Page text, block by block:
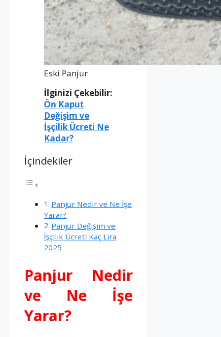
Eski Panjur
İlginizi Çekebilir:
Ön Kaput
Değişim ve
İşçilik Ücreti Ne
Kadar?
İçindekiler
Panjur Nedir ve Ne İşe
Yarar?
Panjur Değişim ve
İşçilik Ücreti Kaç Lira
2025
Panjur Nedir
ve Ne İşe
Yarar?